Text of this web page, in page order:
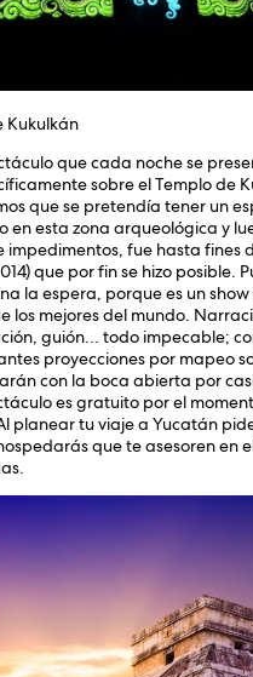
Kukulkán
que cada noche se
sobre el Templo de
que se pretendía tener un
en esta zona arqueológica y
impedimentos, fue hasta fines
que por fin se hizo posible.
la espera, porque es un
los mejores del mundo.
guión… todo impecable;
proyecciones por mapeo
con la boca abierta por
es gratuito por el
planear tu viaje a Yucatán
que te asesoren en